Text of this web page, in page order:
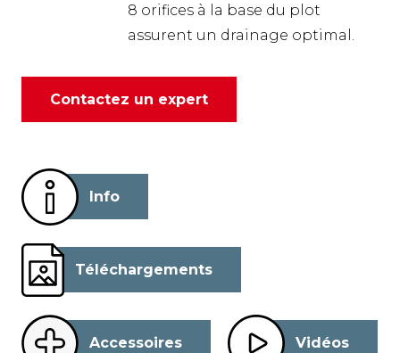
8 orifices à la base du plot
assurent un drainage optimal.
Contactez un expert
Info
Téléchargements
Accessoires Vidéos